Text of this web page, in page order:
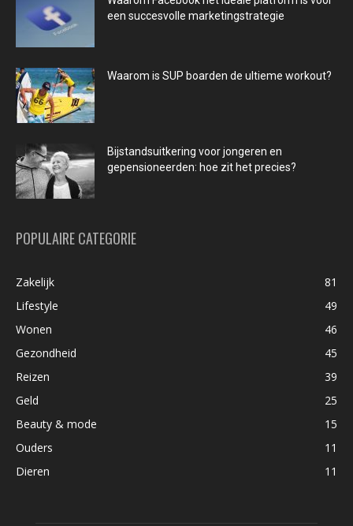
een succesvolle marketingstrategie
Waarom is SUP boarden de ultieme workout?
Bijstandsuitkering voor jongeren en
gepensioneerden: hoe zit het precies?
POPULAIRE CATEGORIE
Zakelijk
81
Lifestyle
49
Wonen
46
Gezondheid
45
Reizen
39
Geld
25
Beauty & mode
15
Ouders
11
Dieren
11